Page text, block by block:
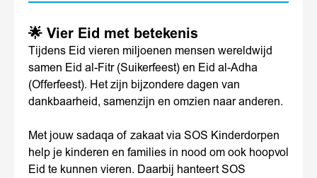
🌟 Vier Eid met betekenis
Tijdens Eid vieren miljoenen mensen wereldwijd
samen Eid al-Fitr (Suikerfeest) en Eid al-Adha
(Offerfeest). Het zijn bijzondere dagen van
dankbaarheid, samenzijn en omzien naar anderen.
Met jouw sadaqa of zakaat via SOS Kinderdorpen
help je kinderen en families in nood om ook hoopvol
Eid te kunnen vieren. Daarbij hanteert SOS